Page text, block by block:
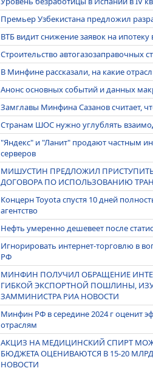
Премьер Узбекистана предложил
ВТБ видит снижение заявок на ипотеку
Строительство автогазозаправочных
В Минфине рассказали, на какие
Анонс основных событий и данных
Замглавы Минфина Сазанов считает,
Странам ШОС нужно углублять
"Яндекс" и "Ланит" продают частным
серверов
МИШУСТИН ПРЕДЛОЖИЛ
ДОГОВОРА ПО ИСПОЛЬЗОВАНИЮ
Концерн Toyota спустя 10 дней
агентство
Нефть умеренно дешевеет после
Игнорировать интернет-торговлю в
РФ
МИНФИН ПОЛУЧИЛ ОБРАЩЕНИЕ
ГИБКОЙ ЭКСПОРТНОЙ ПОШЛИНЫ,
ЗАММИНИСТРА РИА НОВОСТИ
Минфин РФ в середине 2024 г оценит
отраслям
АКЦИЗ НА МЕДИЦИНСКИЙ СПИРТ
БЮДЖЕТА ОЦЕНИВАЮТСЯ В 15-20
НОВОСТИ